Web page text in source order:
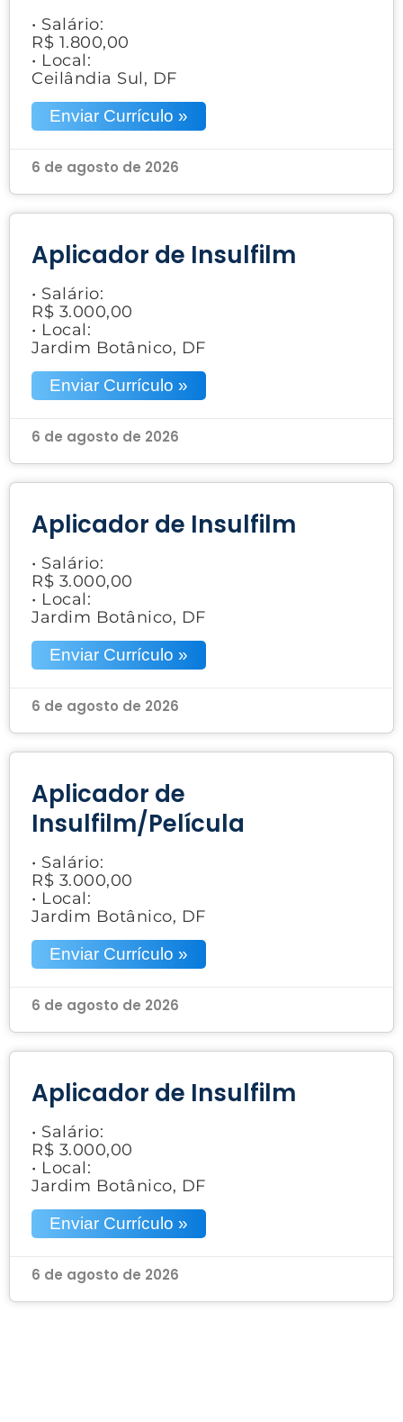
• Salário:
R$ 1.800,00
• Local:
Ceilândia Sul, DF
Enviar Currículo »
6 de agosto de 2026
Aplicador de Insulfilm
• Salário:
R$ 3.000,00
• Local:
Jardim Botânico, DF
Enviar Currículo »
6 de agosto de 2026
Aplicador de Insulfilm
• Salário:
R$ 3.000,00
• Local:
Jardim Botânico, DF
Enviar Currículo »
6 de agosto de 2026
Aplicador de
Insulfilm/Película
• Salário:
R$ 3.000,00
• Local:
Jardim Botânico, DF
Enviar Currículo »
6 de agosto de 2026
Aplicador de Insulfilm
• Salário:
R$ 3.000,00
• Local:
Jardim Botânico, DF
Enviar Currículo »
6 de agosto de 2026